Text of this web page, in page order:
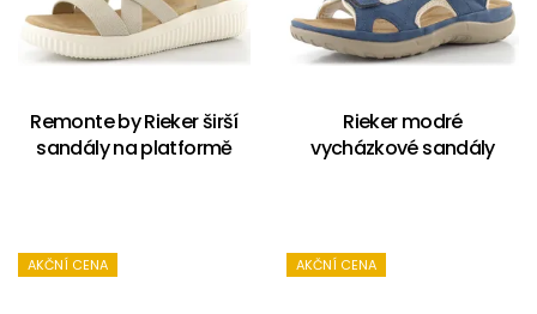
Remonte by Rieker širší
sandály na platformě
Rieker modré
vycházkové sandály
AKČNÍ CENA AKČNÍ CENA